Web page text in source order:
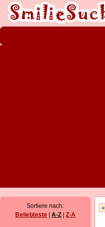
Sortiere nach:
Beliebteste
A-Z Z-A
«